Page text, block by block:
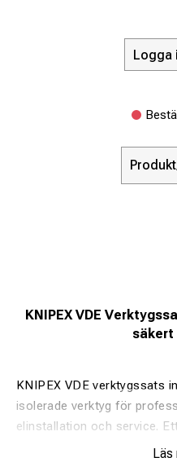
Logga
KNIPEX VDE
säkert
KNIPEX VDE verktygssats
isolerade verktyg för
elinstallation och service.
för säkert arbete upp till
Läs